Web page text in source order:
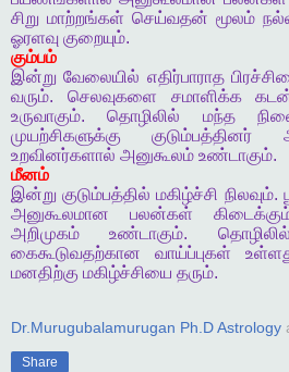
சிறு மாற்றங்கள் செய்வதன் மூலம்
ஓரளவு குறையும்.
கும்பம்
இன்று வேலையில் எதிர்பாராத
வரும். செலவுகளை சமாளிக்க
உருவாகும்.தொழிலில் மந்த
முயற்சிகளுக்கு
குடும்பத்தினர்
உறவினர்களால் அனுகூலம் உண்டாகும்.
மீனம்
இன்று குடும்பத்தில் மகிழ்ச்சி நிலவும்.
அனுகூலமான
பலன்கள்
அறிமுகம்
உண்டாகும். தொழிலில்
கைகூடுவதற்கான
வாய்ப்புகள்
மனதிற்கு மகிழ்ச்சியை தரும்.
Dr.Murugubalamurugan Ph.D Astrology
Share